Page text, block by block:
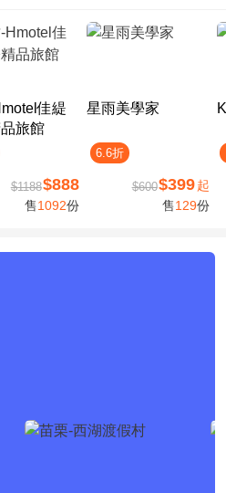
佳緹
旅館
$1188$888
售1092份
星雨美學家
6.6折
$600$399 起
售129份